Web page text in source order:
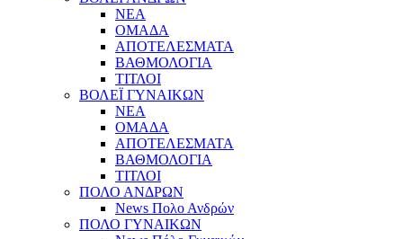
ΝΕΑ
ΟΜΑΔΑ
ΑΠΟΤΕΛΕΣΜΑΤΑ
ΒΑΘΜΟΛΟΓΙΑ
ΤΙΤΛΟΙ
ΒΟΛΕΪ ΓΥΝΑΙΚΩΝ
ΝΕΑ
ΟΜΑΔΑ
ΑΠΟΤΕΛΕΣΜΑΤΑ
ΒΑΘΜΟΛΟΓΙΑ
ΤΙΤΛΟΙ
ΠΟΛΟ ΑΝΔΡΩΝ
News Πολο Ανδρών
ΠΟΛΟ ΓΥΝΑΙΚΩΝ